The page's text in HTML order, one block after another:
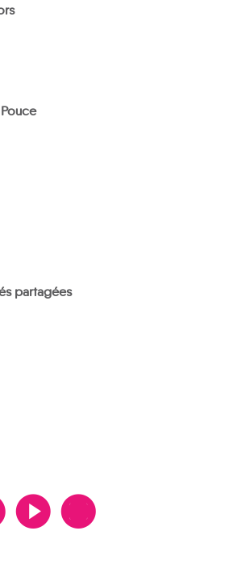
partagées
F V